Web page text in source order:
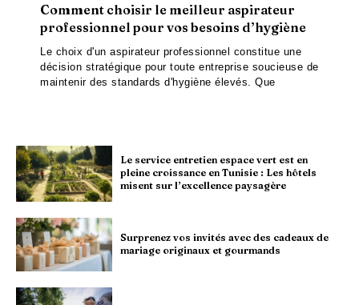
Comment choisir le meilleur aspirateur
professionnel pour vos besoins d’hygiène
Le choix d'un aspirateur professionnel constitue une
décision stratégique pour toute entreprise soucieuse de
maintenir des standards d'hygiène élevés. Que
Le service entretien espace vert est en
pleine croissance en Tunisie : Les hôtels
misent sur l’excellence paysagère
Surprenez vos invités avec des cadeaux de
mariage originaux et gourmands